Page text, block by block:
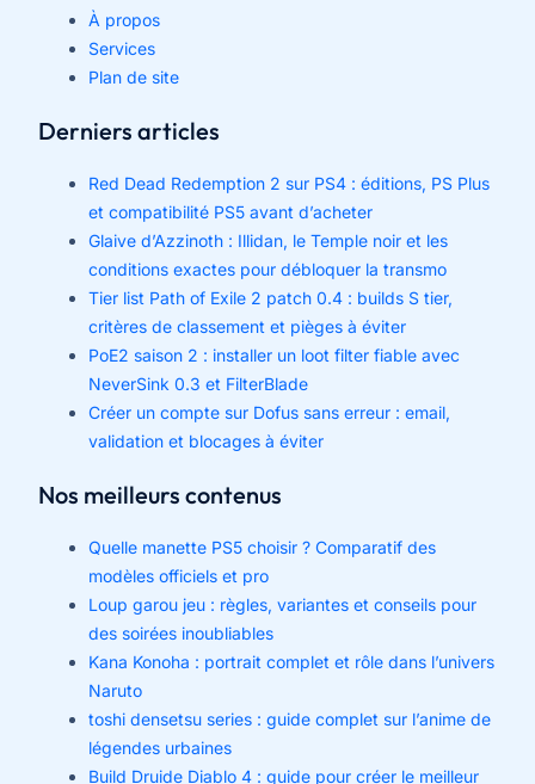
À propos
Services
Plan de site
Derniers articles
Red Dead Redemption 2 sur PS4 : éditions, PS Plus
et compatibilité PS5 avant d’acheter
Glaive d’Azzinoth : Illidan, le Temple noir et les
conditions exactes pour débloquer la transmo
Tier list Path of Exile 2 patch 0.4 : builds S tier,
critères de classement et pièges à éviter
PoE2 saison 2 : installer un loot filter fiable avec
NeverSink 0.3 et FilterBlade
Créer un compte sur Dofus sans erreur : email,
validation et blocages à éviter
Nos meilleurs contenus
Quelle manette PS5 choisir ? Comparatif des
modèles officiels et pro
Loup garou jeu : règles, variantes et conseils pour
des soirées inoubliables
Kana Konoha : portrait complet et rôle dans l’univers
Naruto
toshi densetsu series : guide complet sur l’anime de
légendes urbaines
Build Druide Diablo 4 : guide pour créer le meilleur